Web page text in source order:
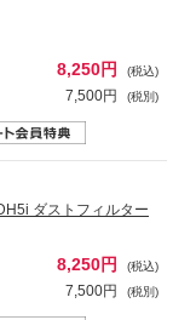
8,250円 (税込)
7,500円 (税別)
ダストフィルター
8,250円 (税込)
7,500円 (税別)